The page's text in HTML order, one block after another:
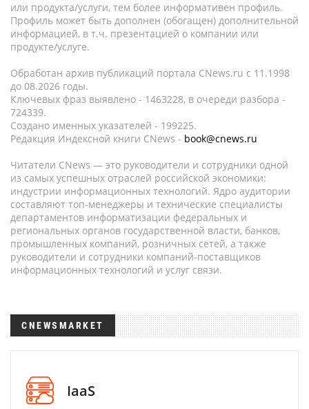
или продукта/услуги, тем более информативен профиль.
Профиль может быть дополнен (обогащен) дополнительной
информацией, в т.ч. презентацией о компании или
продукте/услуге.
Обработан архив публикаций портала CNews.ru c 11.1998
до 08.2026 годы.
Ключевых фраз выявлено - 1463228, в очереди разбора -
724339.
Создано именных указателей - 199225.
Редакция Индексной книги CNews - book@cnews.ru
Читатели CNews — это руководители и сотрудники одной
из самых успешных отраслей российской экономики:
индустрии информационных технологий. Ядро аудитории
составляют топ-менеджеры и технические специалисты
департаментов информатизации федеральных и
региональных органов государственной власти, банков,
промышленных компаний, розничных сетей, а также
руководители и сотрудники компаний-поставщиков
информационных технологий и услуг связи.
CNEWSMARKET
IaaS